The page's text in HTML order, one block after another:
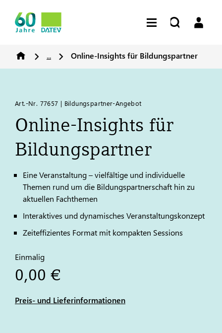
... Online-Insights für Bildungspartner
Art.-Nr. 77657 | Bildungspartner-Angebot
Online-Insights für
Bildungspartner
Eine Veranstaltung – vielfältige und individuelle
Themen rund um die Bildungspartnerschaft hin zu
aktuellen Fachthemen
Interaktives und dynamisches Veranstaltungskonzept
Zeiteffizientes Format mit kompakten Sessions
Einmalig
0,00 €
Preis- und Lieferinformationen